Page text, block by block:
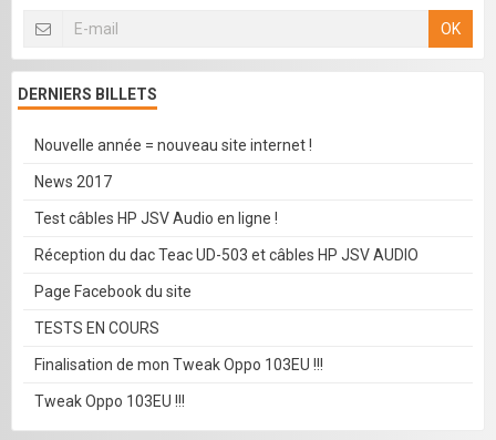
OK
DERNIERS BILLETS
Nouvelle année = nouveau site internet !
News 2017
Test câbles HP JSV Audio en ligne !
Réception du dac Teac UD-503 et câbles HP JSV AUDIO
Page Facebook du site
TESTS EN COURS
Finalisation de mon Tweak Oppo 103EU !!!
Tweak Oppo 103EU !!!